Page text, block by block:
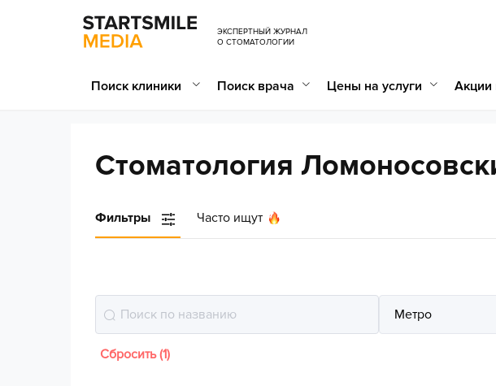
ЭКСПЕРТНЫЙ ЖУРНАЛ
О СТОМАТОЛОГИИ
Поиск клиники Поиск врача Цены на услуги Акции
Стоматология
Фильтры Часто ищут
Сбросить (1)